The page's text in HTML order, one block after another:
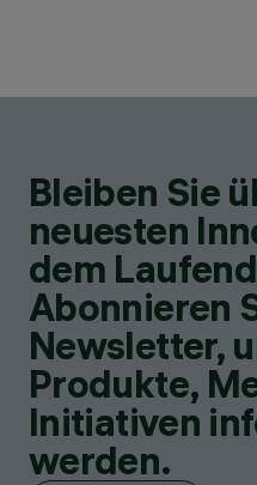
Bleiben Sie
neuesten
dem
Abonnieren
Newsletter,
Produkte,
Initiativen
werden.